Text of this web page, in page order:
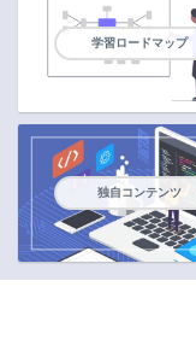
学習ロードマップ
独自コンテンツ